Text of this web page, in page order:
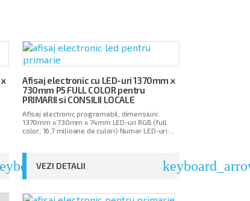
Afisaj electronic cu LED-uri 1370mm x
730mm P5 FULL COLOR pentru
PRIMARII si CONSILII LOCALE
Afisaj electronic programabil, dimensiuni:
1370mm x 730mm x 74mm LED-uri RGB (full
color; 16,7 milioane de culori) Numar LED-uri:...
VEZI DETALII